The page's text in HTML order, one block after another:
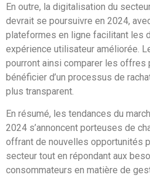
En outre, la digitalisation du
devrait se poursuivre en 2024,
plateformes en ligne facilitant les
expérience utilisateur améliorée.
pourront ainsi comparer les offres
bénéficier d’un processus de
plus transparent.
En résumé, les tendances du
2024 s’annoncent porteuses de
offrant de nouvelles opportunités
secteur tout en répondant aux
consommateurs en matière de